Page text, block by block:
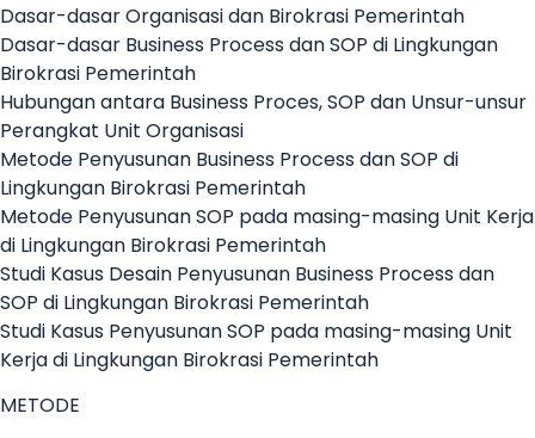
Dasar-dasar Organisasi dan Birokrasi Pemerintah
Dasar-dasar Business Process dan SOP di Lingkungan
Birokrasi Pemerintah
Hubungan antara Business Proces, SOP dan Unsur-unsur
Perangkat Unit Organisasi
Metode Penyusunan Business Process dan SOP di
Lingkungan Birokrasi Pemerintah
Metode Penyusunan SOP pada masing-masing Unit Kerja
di Lingkungan Birokrasi Pemerintah
Studi Kasus Desain Penyusunan Business Process dan
SOP di Lingkungan Birokrasi Pemerintah
Studi Kasus Penyusunan SOP pada masing-masing Unit
Kerja di Lingkungan Birokrasi Pemerintah
METODE